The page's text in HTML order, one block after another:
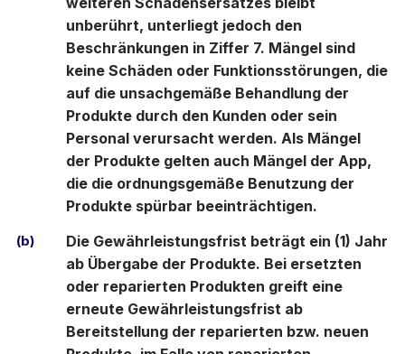
unberührt, unterliegt jedoch den
Beschränkungen in Ziffer 7. Mängel sind
keine Schäden oder Funktionsstörungen, die
auf die unsachgemäße Behandlung der
Produkte durch den Kunden oder sein
Personal verursacht werden. Als Mängel
der Produkte gelten auch Mängel der App,
die die ordnungsgemäße Benutzung der
Produkte spürbar beeinträchtigen.
(b)
Die Gewährleistungsfrist beträgt ein (1) Jahr
ab Übergabe der Produkte. Bei ersetzten
oder reparierten Produkten greift eine
erneute Gewährleistungsfrist ab
Bereitstellung der reparierten bzw. neuen